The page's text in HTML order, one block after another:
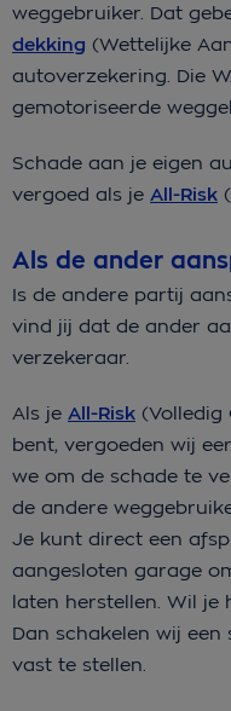
weggebruiker. Dat
dekking (Wettelijke
autoverzekering. Die
gemotoriseerde
Schade aan je eigen
vergoed als je All-Risk
Als de ander
Is de andere partij
vind jij dat de ander
verzekeraar.
Als je All-Risk (Volledig
bent, vergoeden wij
we om de schade te
de andere
Je kunt direct een
aangesloten garage
laten herstellen. Wil je
Dan schakelen wij
vast te stellen.